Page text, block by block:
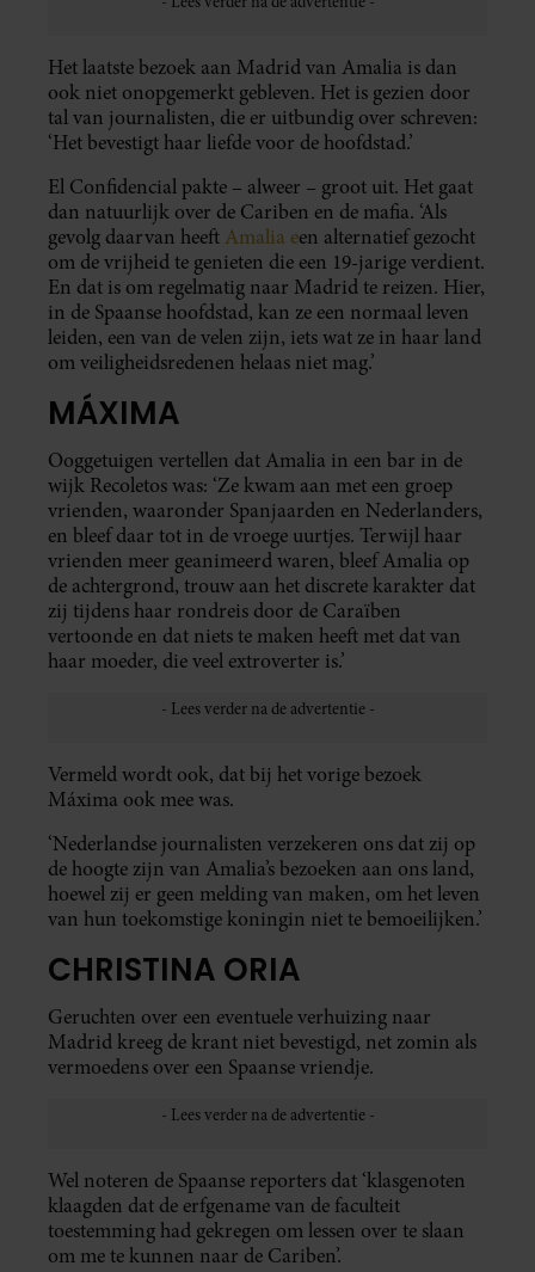
Het laatste bezoek aan Madrid van Amalia is dan
ook niet onopgemerkt gebleven. Het is gezien door
tal van journalisten, die er uitbundig over schreven:
‘Het bevestigt haar liefde voor de hoofdstad.’
El Confidencial pakte – alweer – groot uit. Het gaat
dan natuurlijk over de Cariben en de mafia. ‘Als
gevolg daarvan heeft Amalia een alternatief gezocht
om de vrijheid te genieten die een 19-jarige verdient.
En dat is om regelmatig naar Madrid te reizen. Hier,
in de Spaanse hoofdstad, kan ze een normaal leven
leiden, een van de velen zijn, iets wat ze in haar land
om veiligheidsredenen helaas niet mag.’
MÁXIMA
Ooggetuigen vertellen dat Amalia in een bar in de
wijk Recoletos was: ‘Ze kwam aan met een groep
vrienden, waaronder Spanjaarden en Nederlanders,
en bleef daar tot in de vroege uurtjes. Terwijl haar
vrienden meer geanimeerd waren, bleef Amalia op
de achtergrond, trouw aan het discrete karakter dat
zij tijdens haar rondreis door de Caraïben
vertoonde en dat niets te maken heeft met dat van
haar moeder, die veel extroverter is.’
Vermeld wordt ook, dat bij het vorige bezoek
Máxima ook mee was.
‘Nederlandse journalisten verzekeren ons dat zij op
de hoogte zijn van Amalia’s bezoeken aan ons land,
hoewel zij er geen melding van maken, om het leven
van hun toekomstige koningin niet te bemoeilijken.’
CHRISTINA ORIA
Geruchten over een eventuele verhuizing naar
Madrid kreeg de krant niet bevestigd, net zomin als
vermoedens over een Spaanse vriendje.
Wel noteren de Spaanse reporters dat ‘klasgenoten
klaagden dat de erfgename van de faculteit
toestemming had gekregen om lessen over te slaan
om me te kunnen naar de Cariben’.